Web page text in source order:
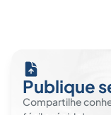
Publique
Compartilhe